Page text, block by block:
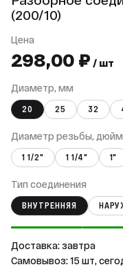
(200/10)
Цена
298,00 ₽ / шт
Диаметр, мм
20 25 32
Диаметр резьбы,
1 1/2" 1 1/4" 1"
Тип соединения
ВНУТРЕННЯЯ
Доставка: завтра
Самовывоз: 15 шт,